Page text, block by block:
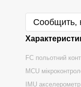
Сообщить,
FC польотний
MCU
IMU акселерометр